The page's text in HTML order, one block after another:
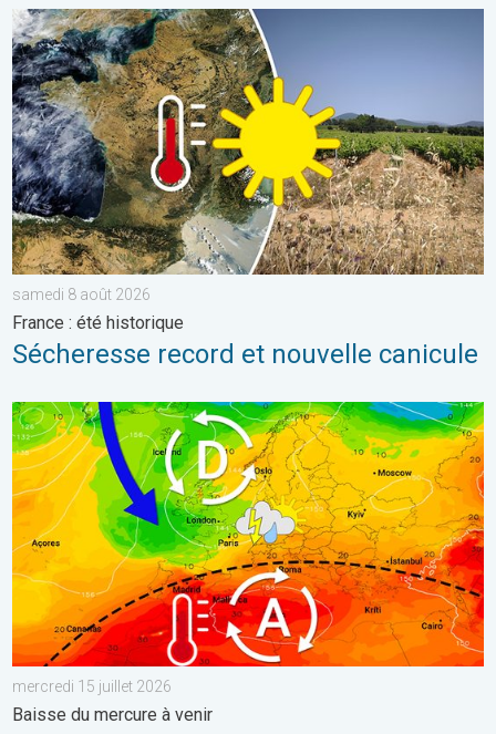
Sécheresse record et nouvelle canicule. France : été
samedi 8 août 2026
France : été historique
Sécheresse record et nouvelle canicule
Fin de la canicule et orages d'ici vendredi. Baisse du mercure
mercredi 15 juillet 2026
Baisse du mercure à venir